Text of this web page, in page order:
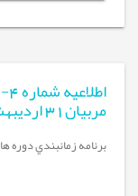
مربيان31 ارديبهشت ماه 1401
برنامه زمانبندي دوره هاي مجازي